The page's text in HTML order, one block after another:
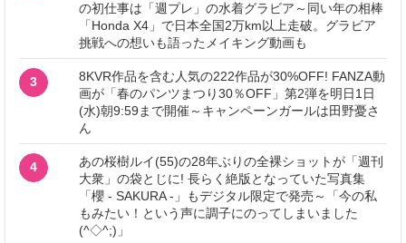
の初仕事は「週プレ」の水着グラビア～同い年の相棒
「Honda X4」で日本全国2万km以上走破。グラビア
挑戦への想いも語ったメイキング動画も
3
8KVR作品を含む人気の222作品が30%OFF! FANZA動
画が「春のパンツまつり30％OFF」第2弾を明日1日
(水)朝9:59まで開催～キャンペーンガールは田野憂さ
ん
4
あの桜樹ルイ(55)の28年ぶりの全裸ショットが「週刊
大衆」の袋とじに! 長らく絶版となっていた写真集
「櫻 - SAKURA -」もデジタル限定で発売～「今の私
もみたい！という声に調子にのってしまいました
(^◇^;)」